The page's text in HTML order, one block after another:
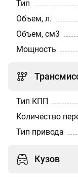
Тип
Объем, л.
Объем, см3
Мощность
Тип КПП
Количество
Тип привода
Кузов